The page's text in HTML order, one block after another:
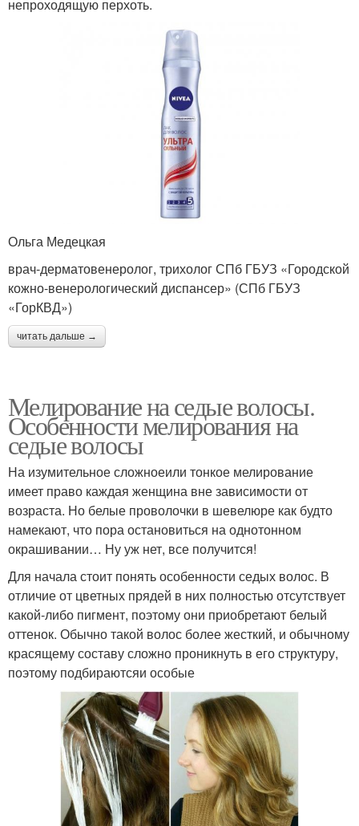
непроходящую перхоть.
Ольга Медецкая
врач-дерматовенеролог, трихолог СПб ГБУЗ «Городской
кожно-венерологический диспансер» (СПб ГБУЗ
«ГорКВД»)
читать дальше →
Мелирование на седые волосы.
Особенности мелирования на
седые волосы
На изумительное сложноеили тонкое мелирование
имеет право каждая женщина вне зависимости от
возраста. Но белые проволочки в шевелюре как будто
намекают, что пора остановиться на однотонном
окрашивании… Ну уж нет, все получится!
Для начала стоит понять особенности седых волос. В
отличие от цветных прядей в них полностью отсутствует
какой-либо пигмент, поэтому они приобретают белый
оттенок. Обычно такой волос более жесткий, и обычному
красящему составу сложно проникнуть в его структуру,
поэтому подбираютсяи особые